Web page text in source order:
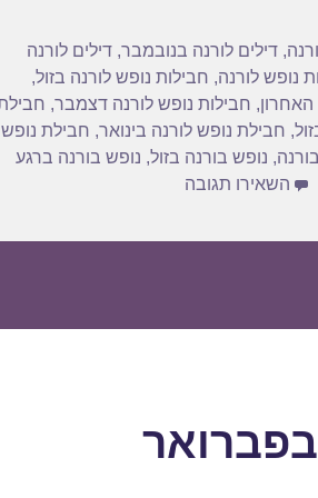
,דילים לורנה בנובמבר,דילים לורנה
נופש לורנה, חבילות נופש לורנה בזול,
, חבילות נופש לורנה דצמבר,
, חבילת נופש לורנה בינואר, חבילת נופש
, נופש בורנה בזול, נופש בורנה ברגע
השאירו תגובה